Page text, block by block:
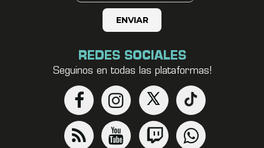
REDES SOCIALES
Seguinos en todas las plataformas!